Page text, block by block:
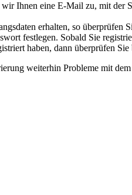
Ihnen eine E-Mail zu, mit der
erhalten, so überprüfen
festlegen. Sobald Sie
haben, dann überprüfen
weiterhin Probleme mit